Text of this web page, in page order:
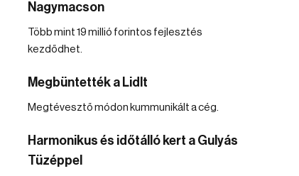
Nagymacson
Több mint 19 millió forintos fejlesztés
kezdődhet.
Megbüntették a Lidlt
Megtévesztő módon kummunikált a cég.
Harmonikus és időtálló kert a Gulyás
Tüzéppel